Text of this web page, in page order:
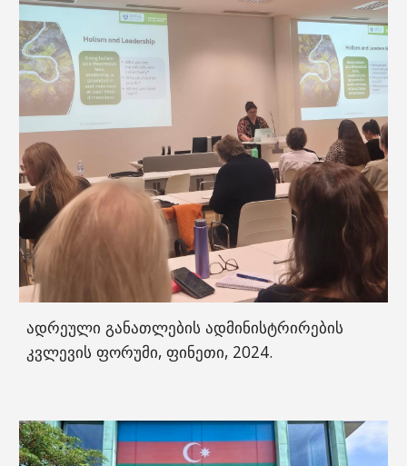
ადრეული განათლების ადმინისტრირების
კვლევის ფორუმი, ფინეთი, 2024.